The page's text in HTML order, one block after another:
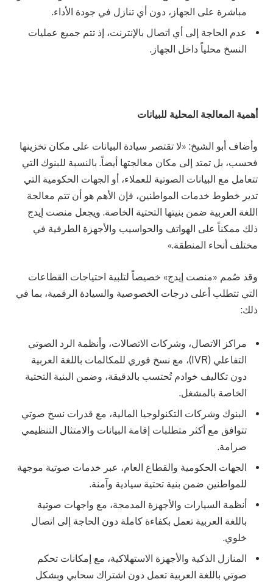
مباشرة على الجهاز، دون أي تنازل في جودة الأداء.
عدم الحاجة إلى أي اتصال بالإنترنت، إذ تتم جميع عمليات
النسخ محلياً داخل الجهاز.
أهمية المعالجة المحلية للبيانات
وأضاف أبو الشيخ: «لا تقتصر سيادة البيانات على مكان تخزينها
فحسب، بل تمتد إلى مكان معالجتها أيضاً. بالنسبة للبنوك التي
تتعامل مع البيانات الصوتية للعملاء، أو الجهات الحكومية التي
تدير خطوط خدمات المواطنين، فإن الأهم هو أن تتم معالجة
اللغة العربية ضمن بنيتها التحتية الخاصة. ويجعل منصت إيدج
ذلك ممكناً على الهواتف والحواسيب والأجهزة الطرفية في
مختلف أنحاء المنطقة.»
وقد صُمم «منصت إيدج» خصيصاً لتلبية احتياجات القطاعات
التي تتطلب أعلى درجات الخصوصية والسيادة الرقمية، بما في
ذلك:
مراكز الاتصال، وشركات الاتصالات، وأنظمة الرد الصوتي
التفاعلي (IVR)، مع نسخ فوري للمكالمات باللغة العربية
دون تكاليف خوادم تُحتسب بالدقيقة، وضمن البنية التحتية
الخاصة بالمشغل.
البنوك وشركات التكنولوجيا المالية، مع قدرات نسخ صوتي
تتوافق مع أكثر متطلبات إقامة البيانات والامتثال التنظيمي
صرامة.
الجهات الحكومية والقطاع العام، عبر خدمات صوتية موجهة
للمواطنين ضمن بنية تحتية سيادية وآمنة.
أنظمة السيارات والأجهزة المدمجة، مع واجهات صوتية
باللغة العربية تعمل بكفاءة كاملة دون الحاجة إلى اتصال
خلوي.
المنازل الذكية والأجهزة الاستهلاكية، مع إمكانات تحكم
صوتي باللغة العربية تعمل دون اشتراك سحابي وبشكل